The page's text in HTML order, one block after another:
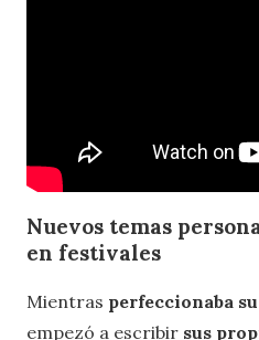
Nuevos temas
en festivales
Mientras perfeccionaba
empezó a escribir sus